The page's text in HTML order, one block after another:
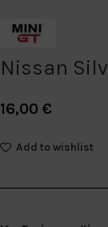
Nissan
16,00 €
Add to wishlist